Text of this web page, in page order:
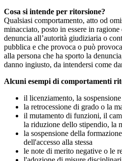
Cosa si intende per ritorsione?
Qualsiasi comportamento, atto od
minacciato, posto in essere in
denuncia all’autorità giudiziaria o
pubblica e che provoca o può
alla persona che ha sporto la
danno ingiusto, da intendersi come
Alcuni esempi di comportamenti
il licenziamento, la
la retrocessione di grado o la
il mutamento di funzioni, il
la riduzione dello stipendio, la
la sospensione della
dell'accesso alla stessa
le note di merito negative o le